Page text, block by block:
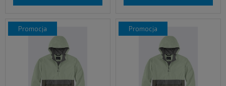
promocja promocja